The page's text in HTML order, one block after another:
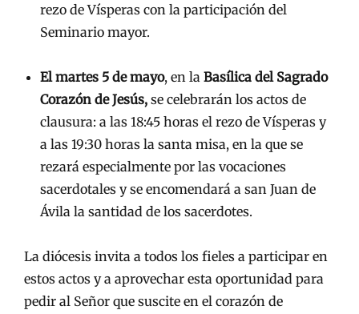
rezo de Vísperas con la participación del
Seminario mayor.
El martes 5 de mayo, en la Basílica del Sagrado
Corazón de Jesús, se celebrarán los actos de
clausura: a las 18:45 horas el rezo de Vísperas y
a las 19:30 horas la santa misa, en la que se
rezará especialmente por las vocaciones
sacerdotales y se encomendará a san Juan de
Ávila la santidad de los sacerdotes.
La diócesis invita a todos los fieles a participar en
estos actos y a aprovechar esta oportunidad para
pedir al Señor que suscite en el corazón de